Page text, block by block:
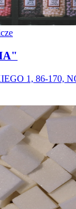
1, 86-170,